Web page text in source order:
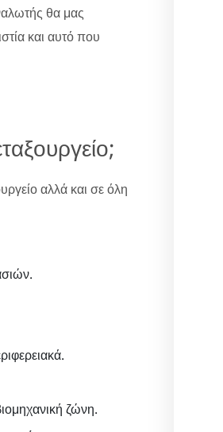
θα μας
και αυτό που
αλλά και σε όλη
ζώνη.